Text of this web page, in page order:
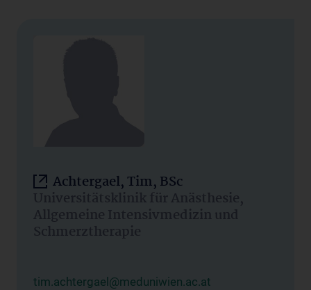
Achtergael, Tim, BSc
Universitätsklinik für Anästhesie,
Allgemeine Intensivmedizin und
Schmerztherapie
tim.achtergael@meduniwien.ac.at